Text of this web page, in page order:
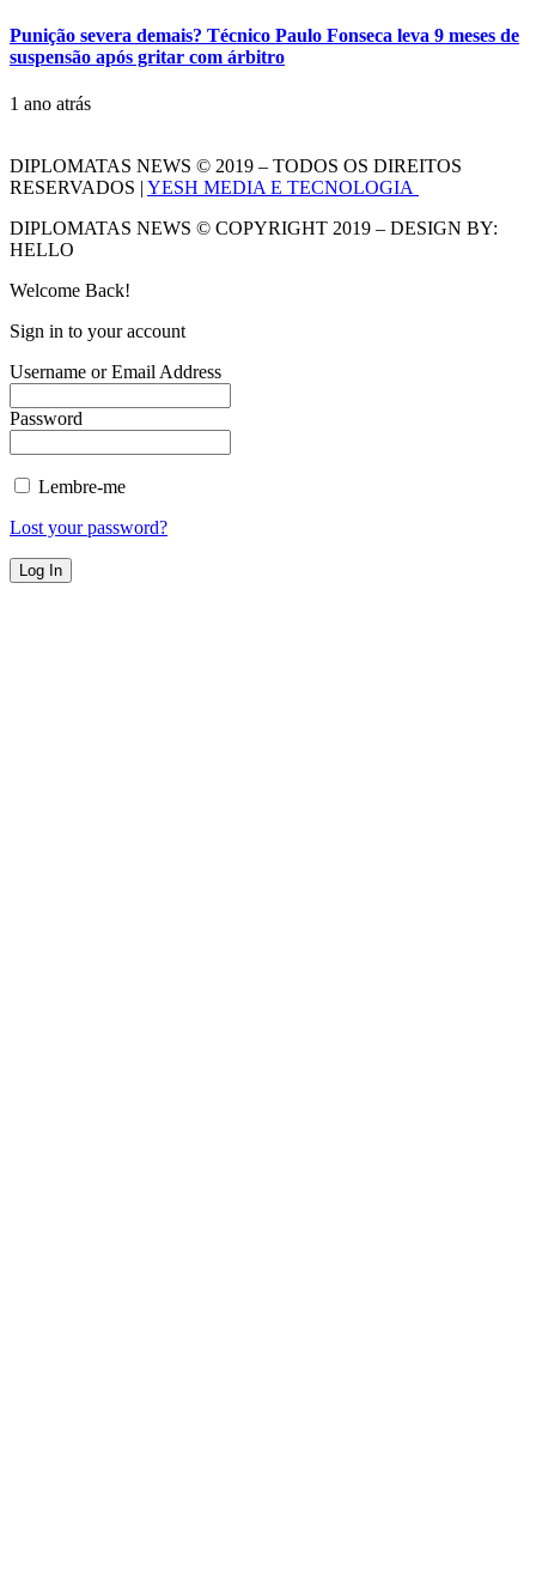
Punição severa demais? Técnico Paulo Fonseca leva 9 meses de
suspensão após gritar com árbitro
1 ano atrás
DIPLOMATAS NEWS © 2019 – TODOS OS DIREITOS
RESERVADOS | YESH MEDIA E TECNOLOGIA
DIPLOMATAS NEWS © COPYRIGHT 2019 – DESIGN BY:
HELLO
Welcome Back!
Sign in to your account
Username or Email Address
Password
Lembre-me
Lost your password?